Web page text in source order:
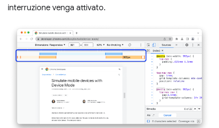
interruzione venga attivato.